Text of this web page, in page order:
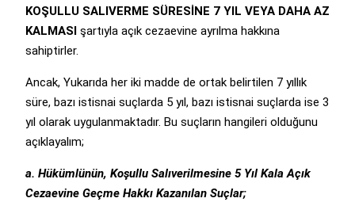
KOŞULLU SALIVERME SÜRESİNE 7 YIL VEYA DAHA AZ
KALMASI şartıyla açık cezaevine ayrılma hakkına
sahiptirler.
Ancak, Yukarıda her iki madde de ortak belirtilen 7 yıllık
süre, bazı istisnai suçlarda 5 yıl, bazı istisnai suçlarda ise 3
yıl olarak uygulanmaktadır. Bu suçların hangileri olduğunu
açıklayalım;
a. Hükümlünün, Koşullu Salıverilmesine 5 Yıl Kala Açık
Cezaevine Geçme Hakkı Kazanılan Suçlar;